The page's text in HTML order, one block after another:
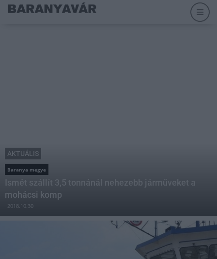
AKTUÁLIS
Baranya megye
Ismét szállít 3,5 tonnánál nehezebb járműveket a
mohácsi komp
2018.10.30